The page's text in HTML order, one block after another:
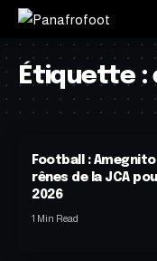
Étiquette :
Football :
rênes de la JCA
2026
1 Min Read